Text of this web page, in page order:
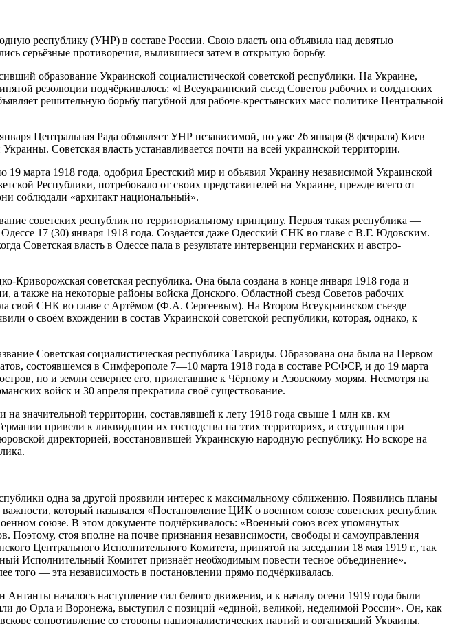
республику (УНР) в составе России. Свою власть она объявила над девятью
серьёзные противоречия, вылившиеся затем в открытую борьбу.
образование Украинской социалистической советской республики. На Украине,
резолюции подчёркивалось: «I Всеукраинский съезд Советов рабочих и солдатских
решительную борьбу пагубной для рабоче-крестьянских масс политике Центральной
Центральная Рада объявляет УНР независимой, но уже 26 января (8 февраля) Киев
Советская власть устанавливается почти на всей украинской территории.
марта 1918 года, одобрил Брестский мир и объявил Украину независимой Украинской
Республики, потребовало от своих представителей на Украине, прежде всего от
соблюдали «архитакт национальный».
советских республик по территориальному принципу. Первая такая республика —
17 (30) января 1918 года. Создаётся даже Одесский СНК во главе с В.Г. Юдовским.
Советская власть в Одессе пала в результате интервенции германских и австро-
советская республика. Она была создана в конце января 1918 года и
а также на некоторые районы войска Донского. Областной съезд Советов рабочих
свой СНК во главе с Артёмом (Ф.А. Сергеевым). На Втором Всеукраинском съезде
о своём вхождении в состав Украинской советской республики, которая, однако, к
Советская социалистическая республика Тавриды. Образована она была на Первом
состоявшемся в Симферополе 7—10 марта 1918 года в составе РСФСР, и до 19 марта
но и земли севернее его, прилегавшие к Чёрному и Азовскому морям. Несмотря на
войск и 30 апреля прекратила своё существование.
значительной территории, составлявшей к лету 1918 года свыше 1 млн кв. км
привели к ликвидации их господства на этих территориях, и созданная при
директорией, восстановившей Украинскую народную республику. Но вскоре на
одна за другой проявили интерес к максимальному сближению. Появились планы
который назывался «Постановление ЦИК о военном союзе советских республик
союзе. В этом документе подчёркивалось: «Военный союз всех упомянутых
Поэтому, стоя вполне на почве признания независимости, свободы и самоуправления
Центрального Исполнительного Комитета, принятой на заседании 18 мая 1919 г., так
Исполнительный Комитет признаёт необходимым повести тесное объединение».
того — эта независимость в постановлении прямо подчёркивалась.
Антанты началось наступление сил белого движения, и к началу осени 1919 года были
до Орла и Воронежа, выступил с позиций «единой, великой, неделимой России». Он, как
сопротивление со стороны националистических партий и организаций Украины,